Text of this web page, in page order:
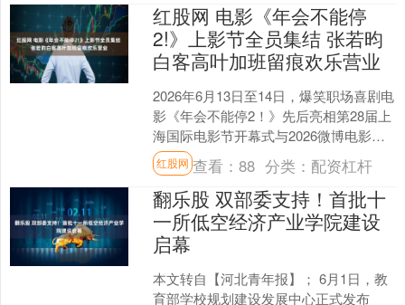
红股网 电影《年会不能停
2!》上影节全员集结 张若昀
白客高叶加班留痕欢乐营业
2026年6月13日至14日，爆笑职场喜剧电
影《年会不能停2！》先后亮相第28届上
海国际电影节开幕式与2026微博电影之
夜，导演董润年、总制片人应萝佳携张
若昀、....
红股网 查看：88 分类： 配资杠杆
翻乐股 双部委支持！首批十
一所低空经济产业学院建设
启幕
本文转自【河北青年报】； 6月1日，教
育部学校规划建设发展中心正式发布